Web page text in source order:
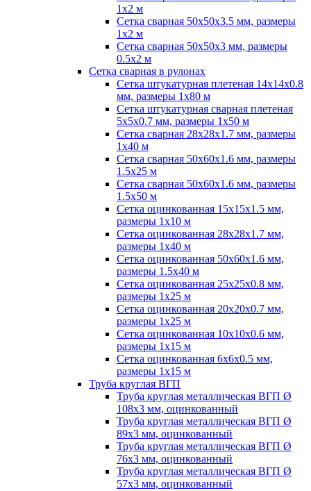
1х2 м
Сетка сварная 50х50х3.5 мм, размеры
1х2 м
Сетка сварная 50х50х3 мм, размеры
0.5х2 м
Сетка сварная в рулонах
Сетка штукатурная плетеная 14х14х0.8
мм, размеры 1х80 м
Сетка штукатурная сварная плетеная
5х5х0.7 мм, размеры 1х50 м
Сетка сварная 28х28х1.7 мм, размеры
1х40 м
Сетка сварная 50х60х1.6 мм, размеры
1.5х25 м
Сетка сварная 50х60х1.6 мм, размеры
1.5х50 м
Сетка оцинкованная 15х15х1.5 мм,
размеры 1х10 м
Сетка оцинкованная 28х28х1.7 мм,
размеры 1х40 м
Сетка оцинкованная 50х60х1.6 мм,
размеры 1.5х40 м
Сетка оцинкованная 25х25х0.8 мм,
размеры 1х25 м
Сетка оцинкованная 20х20х0.7 мм,
размеры 1х25 м
Сетка оцинкованная 10х10х0.6 мм,
размеры 1х15 м
Сетка оцинкованная 6х6х0.5 мм,
размеры 1х15 м
Труба круглая ВГП
Труба круглая металлическая ВГП Ø
108х3 мм, оцинкованный
Труба круглая металлическая ВГП Ø
89х3 мм, оцинкованный
Труба круглая металлическая ВГП Ø
76х3 мм, оцинкованный
Труба круглая металлическая ВГП Ø
57х3 мм, оцинкованный